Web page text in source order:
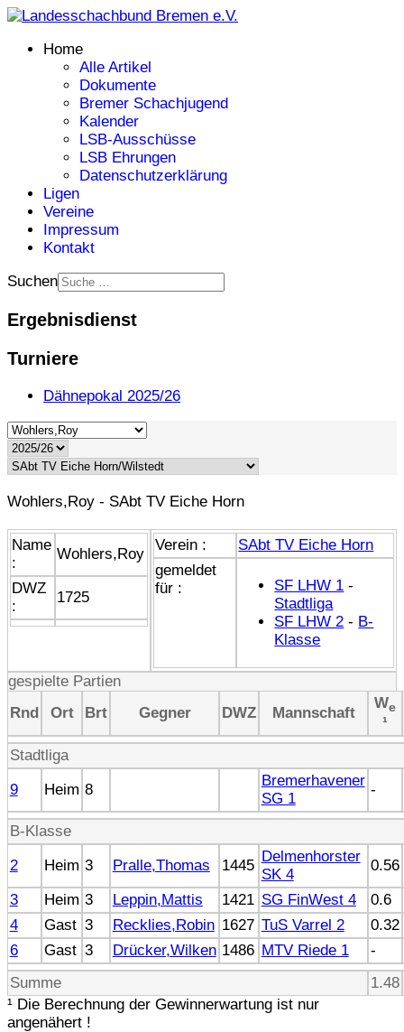
Home
Alle Artikel
Dokumente
Bremer Schachjugend
Kalender
LSB-Ausschüsse
LSB Ehrungen
Datenschutzerklärung
Ligen
Vereine
Impressum
Kontakt
Suchen
Ergebnisdienst
Turniere
Dähnepokal 2025/26
Wohlers,Roy - SAbt TV Eiche Horn
Name
:
Wohlers,Roy
DWZ
:
1725
Verein :
SAbt TV Eiche Horn
gemeldet
für :
SF LHW 1 -
Stadtliga
SF LHW 2 - B-
Klasse
gespielte Partien
Rnd
Ort Brt Gegner DWZ Mannschaft
We
¹
Stadtliga
9
Heim 8
Bremerhavener
SG 1
-
B-Klasse
2
Heim 3 Pralle,Thomas 1445
Delmenhorster
SK 4
0.56
3
Heim 3 Leppin,Mattis 1421 SG FinWest 4
0.6
4
Gast 3 Recklies,Robin 1627 TuS Varrel 2
0.32
6
Gast 3 Drücker,Wilken 1486 MTV Riede 1
-
Summe
1.48
¹ Die Berechnung der Gewinnerwartung ist nur
angenähert !